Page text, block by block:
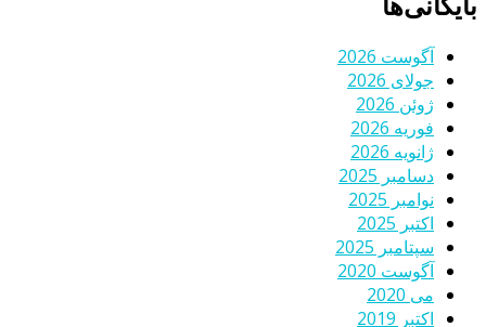
آگوست 2026
جولای 2026
ژوئن 2026
فوریه 2026
ژانویه 2026
دسامبر 2025
نوامبر 2025
اکتبر 2025
سپتامبر 2025
آگوست 2020
می 2020
اکتبر 2019